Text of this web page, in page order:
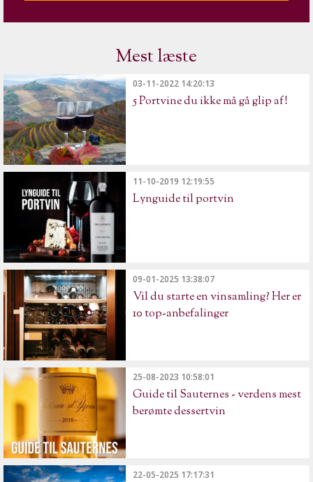
Mest læste
03-11-2022 14:20:13
5 Portvine du ikke må gå glip af!
11-10-2019 12:19:55
Lynguide til portvin
09-01-2025 13:38:07
Vil du starte en vinsamling? Her er
10 top-anbefalinger
25-08-2023 10:58:01
Guide til Sauternes - verdens mest
berømte dessertvin
22-05-2025 17:17:31